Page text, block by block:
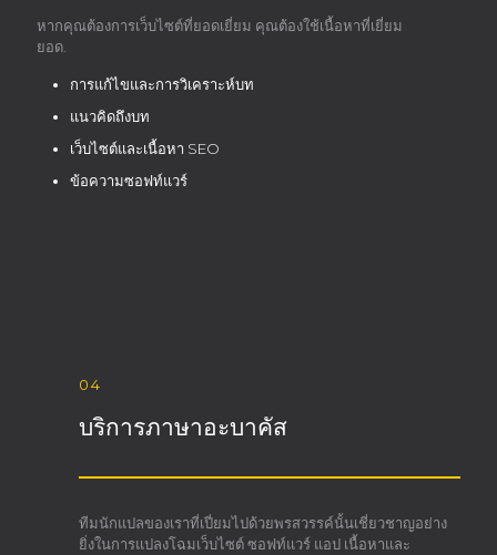
หากคุณต้องการเว็บไซต์ที่ยอดเยี่ยม คุณต้องใช้เนื้อหาที่เยี่ยม
ยอด.
การแก้ไขและการวิเคราะห์บท
แนวคิดถึงบท
เว็บไซต์และเนื้อหา SEO
ข้อความซอฟท์แวร์
04
บริการภาษาอะบาคัส
ทีมนักแปลของเราที่เปี่ยมไปด้วยพรสวรรค์นั้นเชี่ยวชาญอย่าง
ยิ่งในการแปลงโฉมเว็บไซต์ ซอฟท์แวร์ แอป เนื้อหาและ